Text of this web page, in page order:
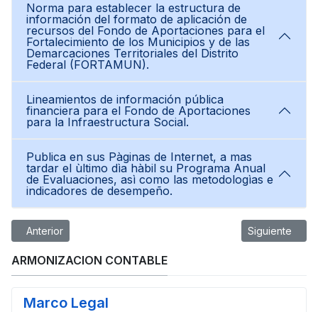
Norma para establecer la estructura de
información del formato de aplicación de
recursos del Fondo de Aportaciones para el
Fortalecimiento de los Municipios y de las
Demarcaciones Territoriales del Distrito
Federal (FORTAMUN).
Lineamientos de información pública
financiera para el Fondo de Aportaciones
para la Infraestructura Social.
Publica en sus Pàginas de Internet, a mas
tardar el ùltimo dìa hàbil su Programa Anual
de Evaluaciones, asì como las metodologìas e
indicadores de desempeño.
Artículo anterior: Titulo 5 LGCG 2019
Anterior Artículo
Siguiente
ARMONIZACION CONTABLE
Marco Legal